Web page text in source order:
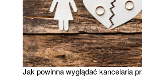
Jak powinna wyglądać kancelaria